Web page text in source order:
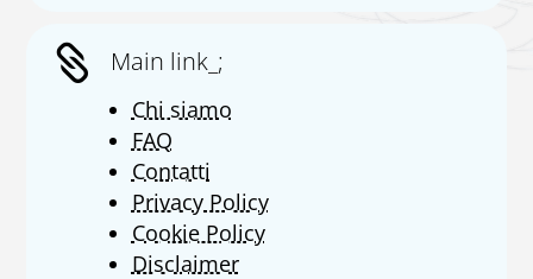
 Main link_;
Chi siamo
FAQ
Contatti
Privacy Policy
Cookie Policy
Disclaimer